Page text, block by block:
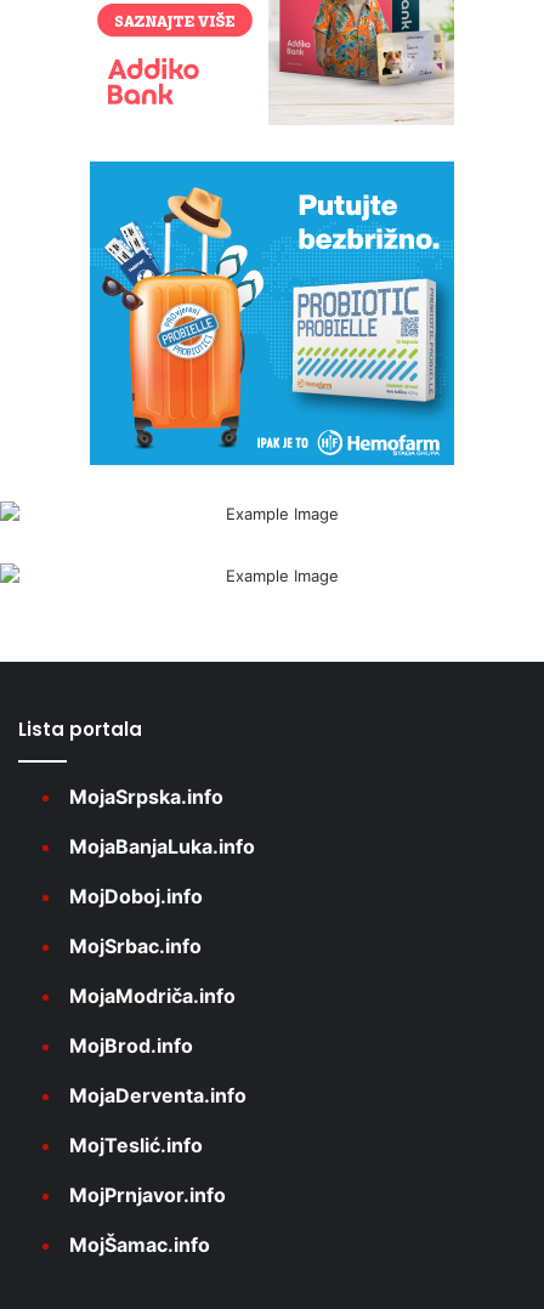
Lista portala
MojaSrpska.info
MojaBanjaLuka.info
MojDoboj.info
MojSrbac.info
MojaModriča.info
MojBrod.info
MojaDerventa.info
MojTeslić.info
MojPrnjavor.info
MojŠamac.info